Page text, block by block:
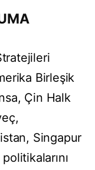
Birleşik
Çin Halk
Singapur